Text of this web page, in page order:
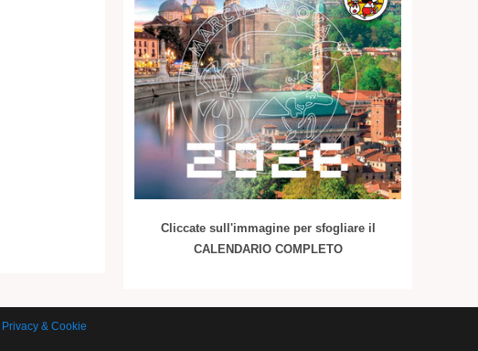
Cliccate sull'immagine per sfogliare il
CALENDARIO COMPLETO
Privacy & Cookie